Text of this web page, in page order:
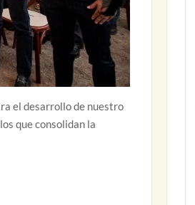
el desarrollo de nuestro
que consolidan la